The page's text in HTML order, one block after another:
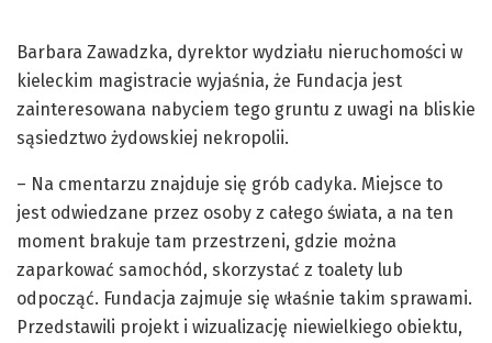
Barbara Zawadzka, dyrektor wydziału nieruchomości w
kieleckim magistracie wyjaśnia, że Fundacja jest
zainteresowana nabyciem tego gruntu z uwagi na bliskie
sąsiedztwo żydowskiej nekropolii.
– Na cmentarzu znajduje się grób cadyka. Miejsce to
jest odwiedzane przez osoby z całego świata, a na ten
moment brakuje tam przestrzeni, gdzie można
zaparkować samochód, skorzystać z toalety lub
odpocząć. Fundacja zajmuje się właśnie takim sprawami.
Przedstawili projekt i wizualizację niewielkiego obiektu,